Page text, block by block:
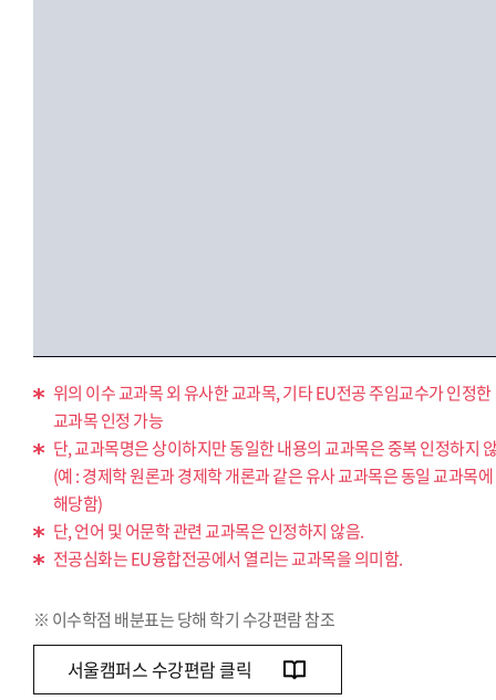
위의 이수 교과목 외 유사한 교과목, 기타 EU전공 주임교수가 인정한
교과목 인정 가능
단, 교과목명은 상이하지만 동일한 내용의 교과목은 중복 인정하지
(예 : 경제학 원론과 경제학 개론과 같은 유사 교과목은 동일 교과목에
해당함)
단, 언어 및 어문학 관련 교과목은 인정하지 않음.
전공심화는 EU융합전공에서 열리는 교과목을 의미함.
※ 이수학점 배분표는 당해 학기 수강편람 참조
서울캠퍼스 수강편람 클릭